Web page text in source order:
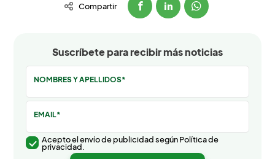
Compartir
Suscríbete para recibir más noticias
NOMBRES Y APELLIDOS*
EMAIL*
Acepto el envío de publicidad según Política de
privacidad.